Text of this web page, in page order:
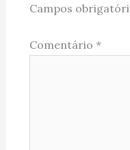
Campos
Comentário *